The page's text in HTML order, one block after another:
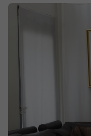
Disneyland ®
Especialistas